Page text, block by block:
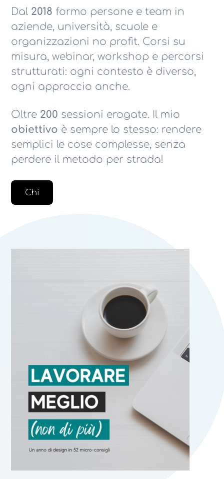
Dal 2018 formo persone e team in
aziende, università, scuole e
organizzazioni no profit. Corsi su
misura, webinar, workshop e percorsi
strutturati: ogni contesto è diverso,
ogni approccio anche.
Oltre 200 sessioni erogate. Il mio
obiettivo è sempre lo stesso: rendere
semplici le cose complesse, senza
perdere il metodo per strada!
Chi